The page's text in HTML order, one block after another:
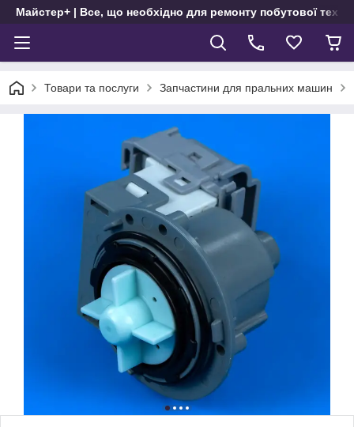
Майстер+ | Все, що необхідно для ремонту побутової
Товари та послуги Запчастини для пральних машин